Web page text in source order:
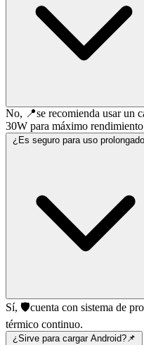
No, 📍se recomienda usar un
30W para máximo
¿Es seguro para uso
Sí, 🛡️cuenta con sistema de
térmico continuo.
¿Sirve para cargar Android?​📌